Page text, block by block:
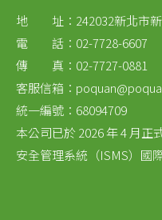
地 址：242032新北市新
電 話：02-7728-6607
傳 真：02-7727-0881
客服信箱：
統一編號：68094709
本公司已於 2026 年 4 月正
安全管理系統（ISMS）國